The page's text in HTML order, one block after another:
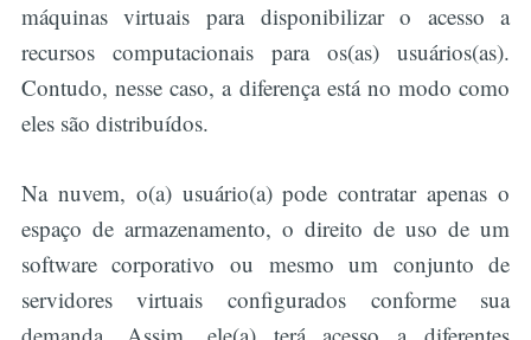
máquinas virtuais para disponibilizar o acesso a
recursos computacionais para os(as) usuários(as).
Contudo, nesse caso, a diferença está no modo como
eles são distribuídos.
Na nuvem, o(a) usuário(a) pode contratar apenas o
espaço de armazenamento, o direito de uso de um
software corporativo ou mesmo um conjunto de
servidores virtuais configurados conforme sua